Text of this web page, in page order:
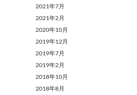
2021年7月
2021年2月
2020年10月
2019年12月
2019年7月
2019年2月
2018年10月
2018年8月